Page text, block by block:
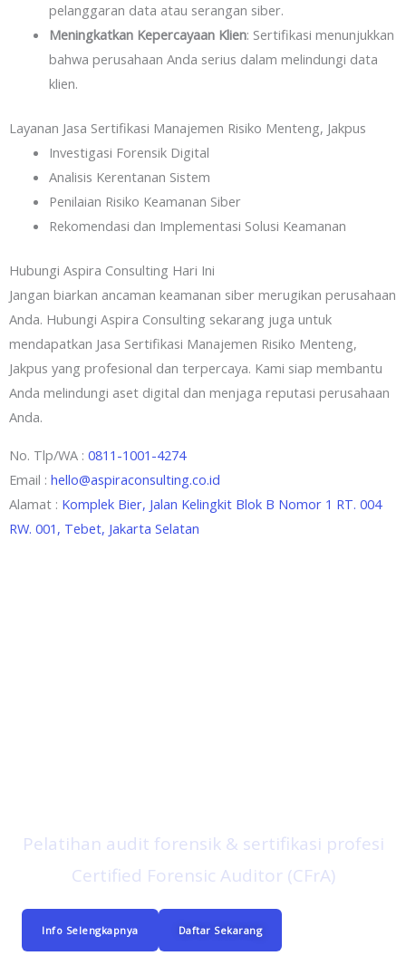
pelanggaran data atau serangan siber.
Meningkatkan Kepercayaan Klien: Sertifikasi menunjukkan
bahwa perusahaan Anda serius dalam melindungi data
klien.
Layanan Jasa Sertifikasi Manajemen Risiko Menteng, Jakpus
Investigasi Forensik Digital
Analisis Kerentanan Sistem
Penilaian Risiko Keamanan Siber
Rekomendasi dan Implementasi Solusi Keamanan
Hubungi Aspira Consulting Hari Ini
Jangan biarkan ancaman keamanan siber merugikan perusahaan
Anda. Hubungi Aspira Consulting sekarang juga untuk
mendapatkan Jasa Sertifikasi Manajemen Risiko Menteng,
Jakpus yang profesional dan terpercaya. Kami siap membantu
Anda melindungi aset digital dan menjaga reputasi perusahaan
Anda.
No. Tlp/WA : 0811-1001-4274
Email : hello@aspiraconsulting.co.id
Alamat : Komplek Bier, Jalan Kelingkit Blok B Nomor 1 RT. 004
RW. 001, Tebet, Jakarta Selatan
Pelatihan audit forensik & sertifikasi profesi
Certified Forensic Auditor (CFrA)
Info Selengkapnya Daftar Sekarang